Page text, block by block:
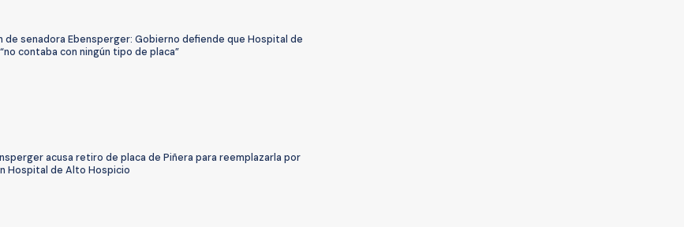
de senadora Ebensperger: Gobierno defiende que Hospital de
contaba con ningún tipo de placa”
acusa retiro de placa de Piñera para reemplazarla por
Hospital de Alto Hospicio